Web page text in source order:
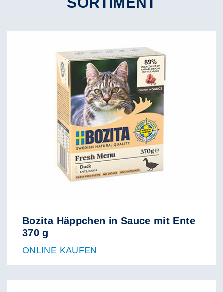
Bozita Häppchen in Sauce mit Ente
370 g
ONLINE KAUFEN